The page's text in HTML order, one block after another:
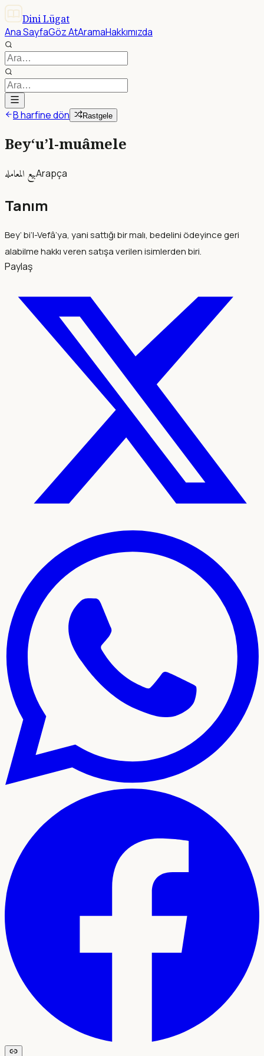
Dini Lügat
Ana SayfaGöz AtAramaHakkımızda
B harfine dön Rastgele
Bey‘u’l-muâmele
بيع المعاملهArapça
Tanım
Bey‘ bi’l-Vefâ’ya, yani sattığı bir malı, bedelini ödeyince geri
alabilme hakkı veren satışa verilen isimlerden biri.
Paylaş